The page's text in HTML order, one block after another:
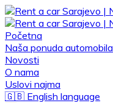
Početna
Naša ponuda automobila
Novosti
O nama
Uslovi najma
🇬🇧 English language